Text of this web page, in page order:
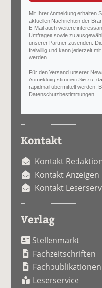
Mit Ihrer Anmeldung erhalten
aktuellen Nachrichten der
E-Mail auch weitere
Umfragen sowie zu
unserer Partner zusenden.
freiwillig und kann jederzeit
werden.
Für den Versand unserer
Anmeldung stimmen Sie zu,
rapidmail übermittelt werden.
Datenschutzbestimmungen
Kontakt
Kontakt Redaktion
Kontakt Anzeigen
Kontakt
Verlag
Stellenmarkt
Fachzeitschriften
Fachpublikationen
Leserservice